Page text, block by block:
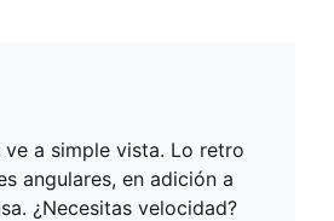
a simple vista. Lo retro
angulares, en adición a
¿Necesitas velocidad?